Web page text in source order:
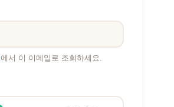
에서 이 이메일로 조회하세요.